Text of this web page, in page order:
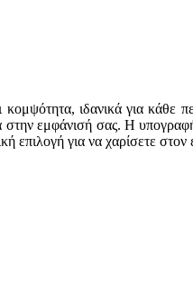
ιδανικά για
εμφάνισή σας. Η
επιλογή για να χαρίσετε